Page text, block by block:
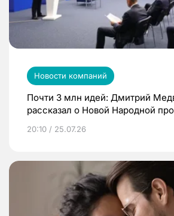
Новости компаний
Почти 3 млн идей: Дмитрий
рассказал о Новой Народной
20:10 / 25.07.26